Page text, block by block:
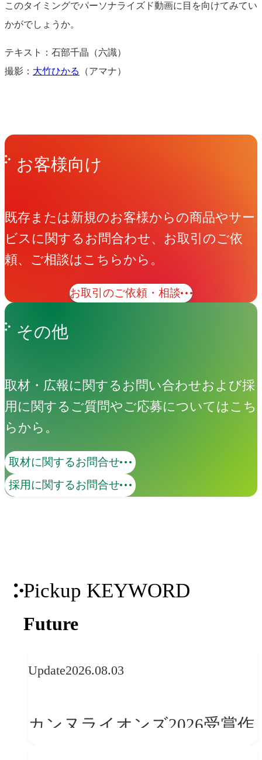
このタイミングでパーソナライズド動画に目を向けてみてい
かがでしょうか。
テキスト：石部千晶（六識）
撮影： 大竹ひかる （アマナ）
Get in Touchお問い合わせ
お客様向け
既存または新規のお客様からの商品やサー
ビスに関するお問合わせ、お取引のご依
頼、ご相談はこちらから。
お取引のご依頼・相談
その他
取材・広報に関するお問い合わせおよび採
用に関するご質問やご応募についてはこち
らから。
取材に関するお問合せ
採用に関するお問合せ
Pickup KEYWORD
Future
Update2026.08.03
カンヌライオンズ2026受賞作